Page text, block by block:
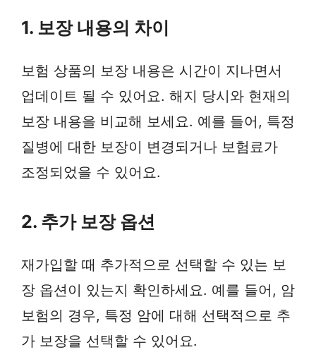
1. 보장 내용의 차이
보험 상품의 보장 내용은 시간이 지나면서
업데이트 될 수 있어요. 해지 당시와 현재의
보장 내용을 비교해 보세요. 예를 들어, 특정
질병에 대한 보장이 변경되거나 보험료가
조정되었을 수 있어요.
2. 추가 보장 옵션
재가입할 때 추가적으로 선택할 수 있는 보
장 옵션이 있는지 확인하세요. 예를 들어, 암
보험의 경우, 특정 암에 대해 선택적으로 추
가 보장을 선택할 수 있어요.